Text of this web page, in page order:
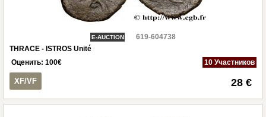
E-AUCTION
619-604738
THRACE - ISTROS Unité
Оценить: 100€ 10 Участников
XF/VF 28 €